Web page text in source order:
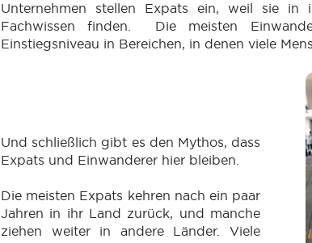
Unternehmen stellen Expats ein, weil sie
Fachwissen finden. Die meisten
Einstiegsniveau in Bereichen, in denen viele
Und schließlich gibt es den Mythos, dass
Expats und Einwanderer hier bleiben.
Die meisten Expats kehren nach ein paar
Jahren in ihr Land zurück, und manche
ziehen weiter in andere Länder. Viele